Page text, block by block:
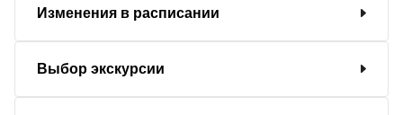
Изменения в расписании
Выбор экскурсии